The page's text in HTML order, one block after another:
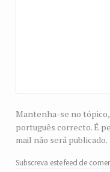
Mantenha-se no
português correcto. É
mail não será publicado.
Subscreva este feed de